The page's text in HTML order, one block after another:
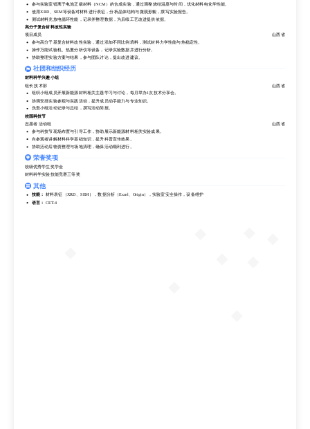
参与实验室锂离子电池正极材料（NCM）的合成实验，通过调整烧结温度与时间，优化材料电化学性能。
使用XRD、SEM等设备对材料进行表征，分析晶体结构与微观形貌，撰写实验报告。
测试材料充放电循环性能，记录并整理数据，为后续工艺改进提供依据。
高分子复合材料改性实验
项目成员
山西省
参与高分子基复合材料改性实验，通过添加不同比例填料，测试材料力学性能与热稳定性。
操作万能试验机、热重分析仪等设备，记录实验数据并进行分析。
协助整理实验方案与结果，参与团队讨论，提出改进建议。
社团和组织经历
材料科学兴趣小组
组长 技术部
山西省
组织小组成员开展新能源材料相关主题学习与讨论，每月举办1次技术分享会。
协调安排实验参观与实践活动，提升成员动手能力与专业知识。
负责小组活动记录与总结，撰写活动简报。
校园科技节
志愿者 活动组
山西省
参与科技节现场布置与引导工作，协助展示新能源材料相关实验成果。
向参观者讲解材料科学基础知识，提升科普宣传效果。
协助活动后物资整理与场地清理，确保活动顺利进行。
荣誉奖项
校级优秀学生奖学金
材料科学实验技能竞赛三等奖
其他
技能： 材料表征（XRD、SEM），数据分析（Excel、Origin），实验室安全操作，设备维护
语言： CET-4
项目经历
锂离子电池正极材料制备与性能研究
项目成员
参与实验室锂离子电池正极材料（NCM）的合成实验，通过调整烧结温度与时间，优化材料电化学性能。
使用XRD、SEM等设备对材料进行表征，分析晶体结构与微观形貌，撰写实验报告。
测试材料充放电循环性能，记录并整理数据，为后续工艺改进提供依据。
高分子复合材料改性实验
项目成员
参与高分子基复合材料改性实验，通过添加不同比例填料，测试材料力学性能与热稳定性。
操作万能试验机、热重分析仪等设备，记录实验数据并进行分析。
社团和组织经历
材料科学兴趣小组
组长 技术部
组织小组成员开展新能源材料相关主题学习与讨论，每月举办1次技术分享会。
协调安排实验参观与实践活动，提升成员动手能力与专业知识。
负责小组活动记录与总结，撰写活动简报。
校园科技节
志愿者 活动组
参与科技节现场布置与引导工作，协助展示新能源材料相关实验成果。
荣誉奖项
材料科学实验技能竞赛三等奖